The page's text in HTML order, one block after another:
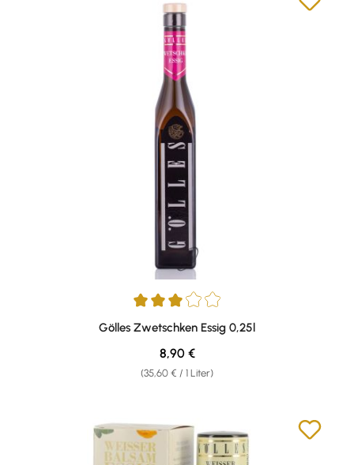
Durchschnittliche Bewertung von 3 von 5 Sternen
Gölles Zwetschken Essig 0,25l
(35,60 € / 1 Liter)
Regulärer Preis:
8,90 €